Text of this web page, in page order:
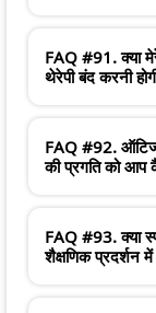
FAQ #91. क्या
थेरेपी बंद करनी
FAQ #92.
की प्रगति को आप
FAQ #93. क्या
शैक्षणिक प्रदर्शन